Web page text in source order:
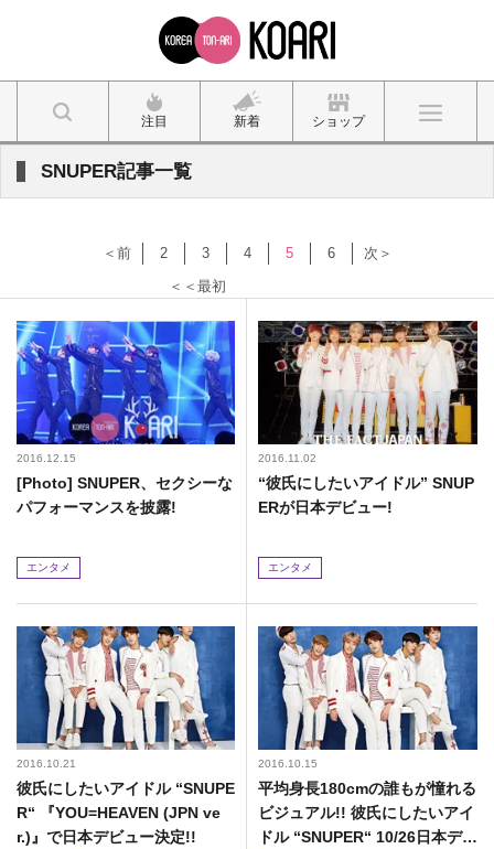
注目 新着 ショップ
SNUPER記事一覧
＜＜最初
＜前 2 3 4 5 6 次＞
2016.12.15
[Photo] SNUPER、セクシーな
パフォーマンスを披露!
エンタメ
2016.11.02
“彼氏にしたいアイドル” SNUP
ERが日本デビュー!
エンタメ
2016.10.21
彼氏にしたいアイドル “SNUPE
R“ 『YOU=HEAVEN (JPN ve
r.)』で日本デビュー決定!!
2016.10.15
平均身長180cmの誰もが憧れる
ビジュアル!! 彼氏にしたいアイ
ドル “SNUPER“ 10/26日本デビ